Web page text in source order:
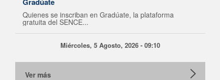
Quienes se inscriban en Gradúate, la plataforma
gratuita del SENCE...
Miércoles, 5 Agosto, 2026 - 09:10
Ver más